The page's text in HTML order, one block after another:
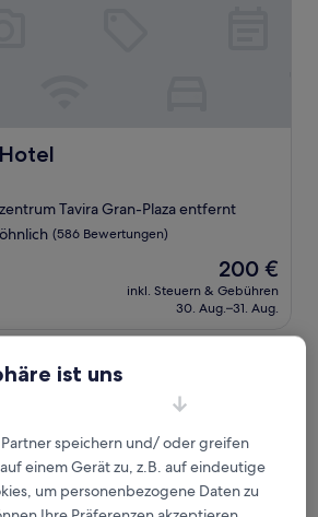
Tavira Gran-Plaza entfernt
(586 Bewertungen)
Der
Preis
beträgt
200 €
inkl. Steuern & Gebühren
30. Aug.–31. Aug.
ist uns
Partner speichern und/ oder greifen
einem Gerät zu, z.B. auf eindeutige
um personenbezogene Daten zu